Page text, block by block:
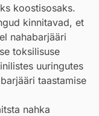
koostisosaks.
kinnitavad, et
nahabarjääri
toksilisuse
uuringutes
taastamise
nahka